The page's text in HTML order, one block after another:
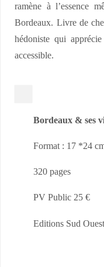
u
e
v
n
ramène à l’essence
Bordeaux. Livre de
hédoniste qui
accessible.
Bordeaux & ses
Format : 17 *24
320 pages
PV Public 25 €
Editions Sud